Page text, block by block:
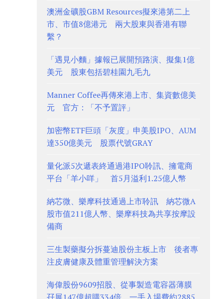
澳洲金礦股GBM Resources擬來港第二上
市、市值8億港元 兩大股東與香港有聯
繫？
「遇見小麵」據報已展開預路演、擬集1億
美元 股東包括碧桂園九毛九
Manner Coffee再傳來港上市、集資數億美
元 官方：「不予置評」
加密幣ETF巨頭「灰度」申美股IPO、AUM
達350億美元 股票代號GRAY
量化派5次遞表終通過港IPO聆訊、擁電商
平台「羊小咩」 首5月溢利1.25億人幣
納芯微、樂摩科技通過上市聆訊 納芯微A
股市值211億人幣、樂摩科技為共享按摩設
備商
三生製藥擬分拆蔓迪股份主板上市 後者專
注皮膚健康及體重管理解決方案
海偉股份9609招股、從事製造電容器薄膜